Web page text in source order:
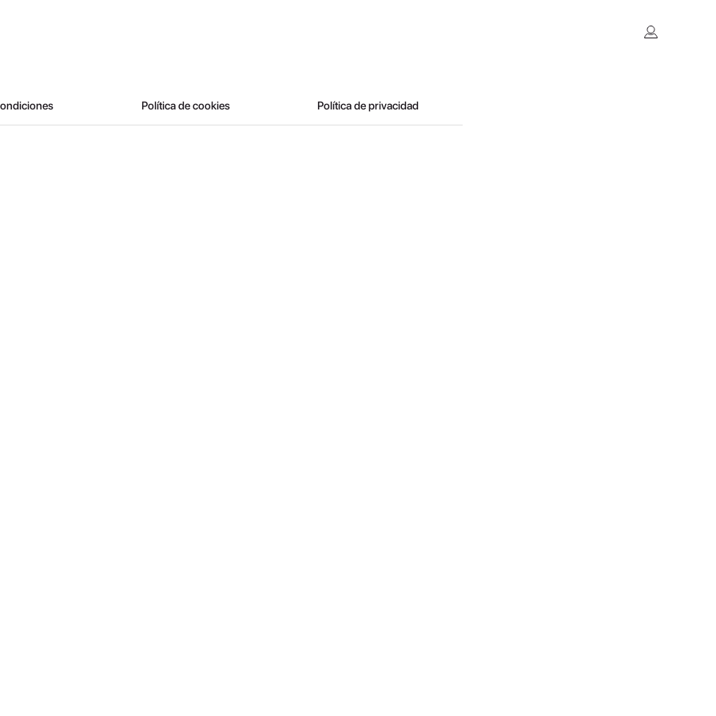
Política de cookies Política de privacidad